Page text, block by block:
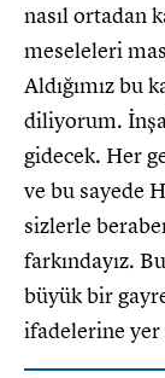
nasıl ortadan
meseleleri
Aldığımız bu
diliyorum.
gidecek. Her
ve bu sayede
sizlerle
farkındayız.
büyük bir
ifadelerine yer